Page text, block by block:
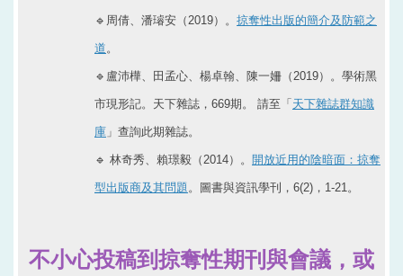
🔹周倩、潘璿安（2019）。 掠奪性出版的簡介及防範之
道。
🔹盧沛樺、田孟心、楊卓翰、陳一姍（2019）。學術黑
市現形記。天下雜誌，669期。 請至「 天下雜誌群知識
庫 」查詢此期雜誌。
🔹 林奇秀、賴璟毅（2014）。 開放近用的陰暗面：掠奪
型出版商及其問題。圖書與資訊學刊，6(2)，1-21。
不小心投稿到掠奪性期刊與會議，或